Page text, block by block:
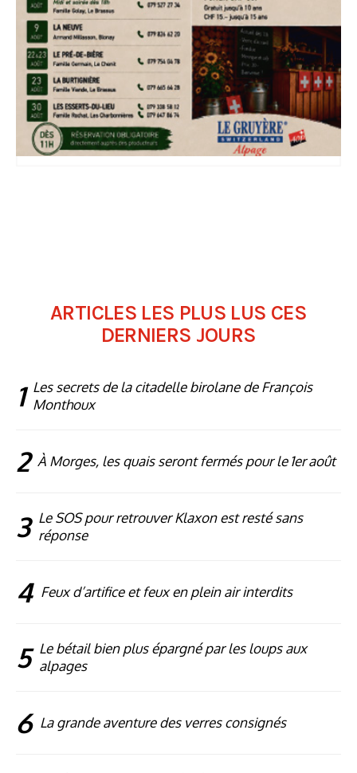
ARTICLES LES PLUS LUS CES
DERNIERS JOURS
1 Les secrets de la citadelle birolane de François
Monthoux
2 À Morges, les quais seront fermés pour le 1er août
3 Le SOS pour retrouver Klaxon est resté sans
réponse
4 Feux d’artifice et feux en plein air interdits
5 Le bétail bien plus épargné par les loups aux
alpages
6 La grande aventure des verres consignés